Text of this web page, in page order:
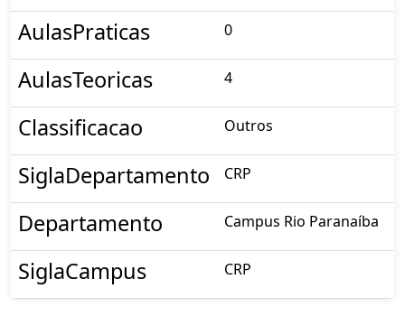
AulasPraticas 0
AulasTeoricas 4
Classificacao Outros
SiglaDepartamento CRP
Departamento Campus Rio Paranaíba
SiglaCampus CRP